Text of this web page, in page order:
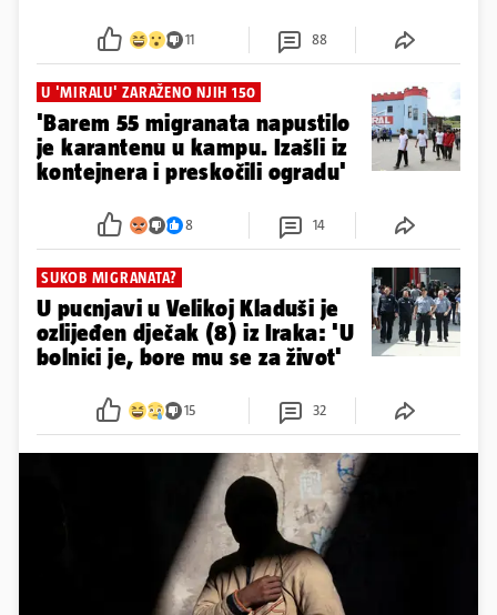
11 88
U 'MIRALU' ZARAŽENO NJIH 150
'Barem 55 migranata napustilo
je karantenu u kampu. Izašli iz
kontejnera i preskočili ogradu'
8 14
SUKOB MIGRANATA?
U pucnjavi u Velikoj Kladuši je
ozlijeđen dječak (8) iz Iraka: 'U
bolnici je, bore mu se za život'
15 32